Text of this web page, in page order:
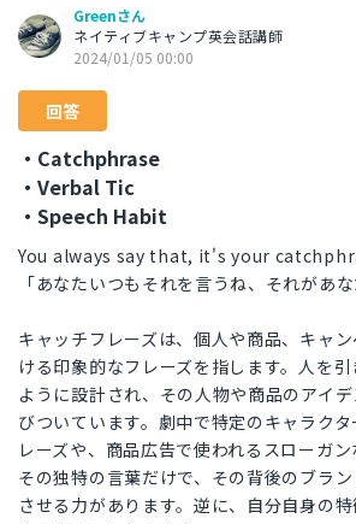
Greenさん
ネイティブキャンプ英会話講師
2024/01/05 00:00
回答
・Catchphrase
・Verbal Tic
・Speech Habit
You always say that, it's your
「あなたいつもそれを言うね、それがあ
キャッチフレーズは、個人や商品、キャ
ける印象的なフレーズを指します。人を
ように設計され、その人物や商品のアイ
びついています。劇中で特定のキャラク
レーズや、商品広告で使われるスローガン
その独特の言葉だけで、その背後のブラ
させる力があります。逆に、自分自身の